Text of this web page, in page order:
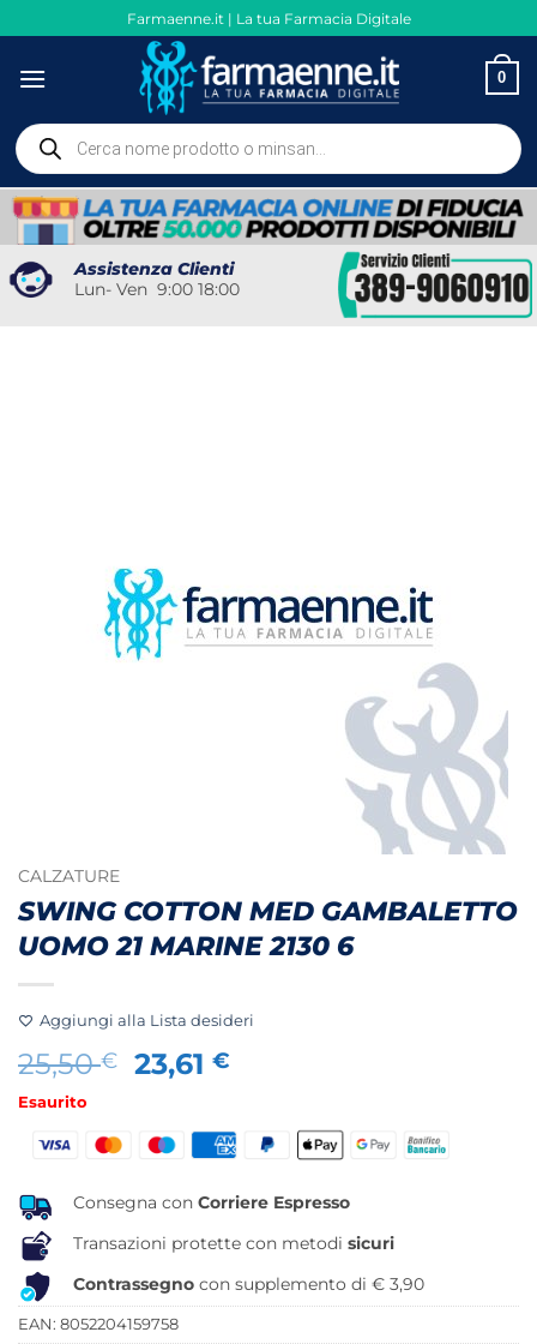
ai
contenuti
Farmaenne.it | La tua Farmacia Digitale
0
Ricerca
prodotti
Assistenza Clienti
Lun- Ven 9:00 18:00
CALZATURE
SWING COTTON MED GAMBALETTO
UOMO 21 MARINE 2130 6
Aggiungi alla Lista desideri
25,50€
Il
era:
23,61€
attuale
è:
Esaurito
Consegna con Corriere Espresso
Transazioni protette con metodi sicuri
Contrassegno con supplemento di € 3,90
EAN: 8052204159758